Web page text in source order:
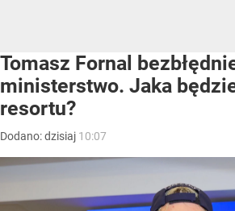
Tomasz Fornal
ministerstwo. Jaka
resortu?
Dodano:dzisiaj 10:07